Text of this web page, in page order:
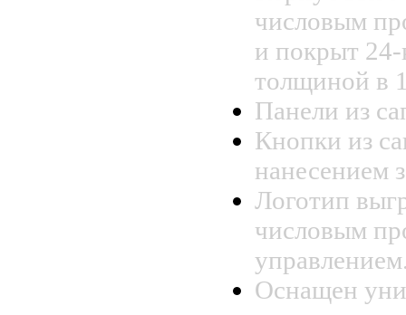
числовым
и покрыт
толщиной в
Панели из
Кнопки из
нанесением
Логотип
числовым
Оснащен